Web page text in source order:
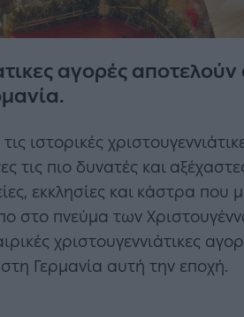
αγορές
ιστορικές
τις πιο δυνατές και
εκκλησίες και κάστρα
στο πνεύμα των
χριστουγεννιάτικες
Γερμανία αυτή την εποχή.